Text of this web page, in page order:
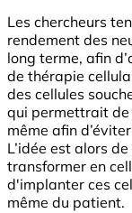
Les chercheurs
rendement des
long terme, afin
de thérapie
des cellules
qui permettrait de
même afin
L’idée est alors
transformer en
d'implanter ces
même du patient.